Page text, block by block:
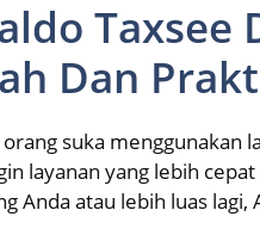
Dan
suka menggunakan
layanan yang lebih
Anda atau lebih luas